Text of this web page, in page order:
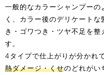
一般的なカラーシャンプー
く、カラー後のデリケート
き・ゴワつき・ツヤ不足を
す。
4タイプで仕上がりが分かれ
熱ダメージ・くせのどれがい